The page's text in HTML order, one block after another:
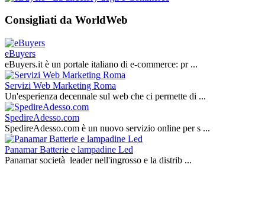
Consigliati da WorldWeb
eBuyers
eBuyers.it è un portale italiano di e‑commerce: pr ...
Servizi Web Marketing Roma
Un'esperienza decennale sul web che ci permette di ...
SpedireAdesso.com
SpedireAdesso.com è un nuovo servizio online per s ...
Panamar Batterie e lampadine Led
Panamar società leader nell'ingrosso e la distrib ...